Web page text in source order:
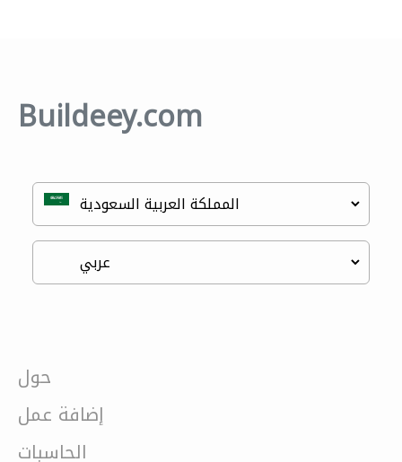
Buildeey.com
حول
إضافة عمل
الحاسبات